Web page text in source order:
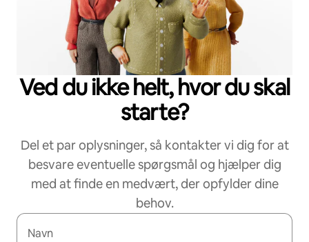
Ved du ikke helt, hvor du skal
starte?
Del et par oplysninger, så kontakter vi dig for at
besvare eventuelle spørgsmål og hjælper dig
med at finde en medvært, der opfylder dine
behov.
Navn